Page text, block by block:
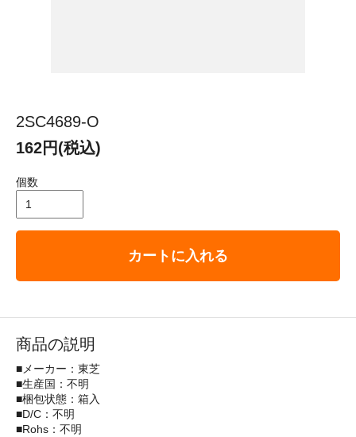
2SC4689-O
162円(税込)
個数
カートに入れる
商品の説明
■メーカー：東芝
■生産国：不明
■梱包状態：箱入
■D/C：不明
■Rohs：不明